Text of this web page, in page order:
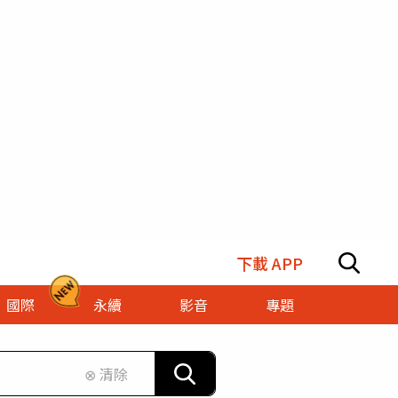
下載 APP
國際 永續 影音
專題
⊗ 清除